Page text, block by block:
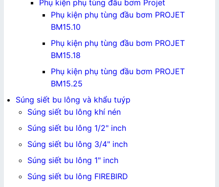
Phụ kiện phụ tùng đầu bơm Projet
Phụ kiện phụ tùng đầu bơm PROJET
BM15.10
Phụ kiện phụ tùng đầu bơm PROJET
BM15.18
Phụ kiện phụ tùng đầu bơm PROJET
BM15.25
Súng siết bu lông và khẩu tuýp
Súng siết bu lông khí nén
Súng siết bu lông 1/2" inch
Súng siết bu lông 3/4" inch
Súng siết bu lông 1" inch
Súng siết bu lông FIREBIRD